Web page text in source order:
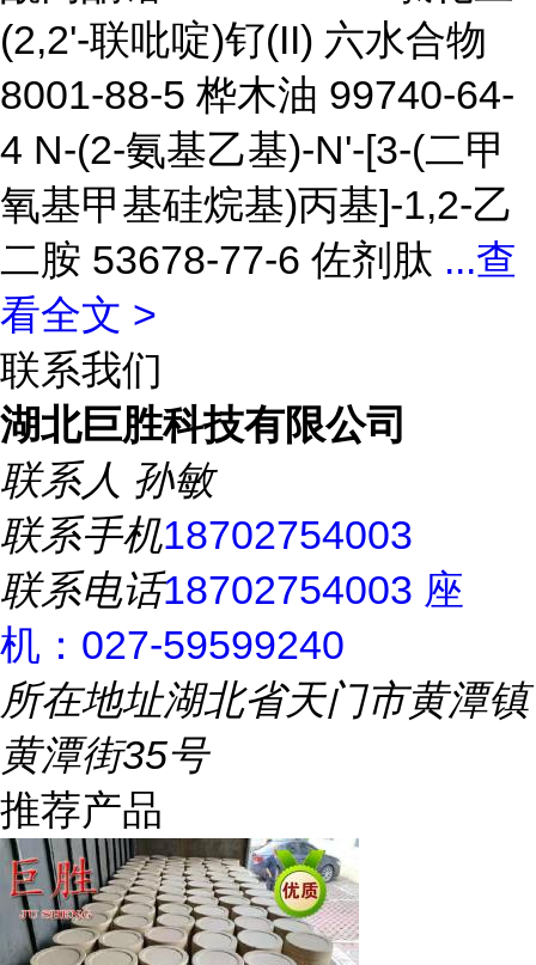
(2,2'-联吡啶)钌(II) 六水合物
8001-88-5 桦木油 99740-64-
4 N-(2-氨基乙基)-N'-[3-(二甲
氧基甲基硅烷基)丙基]-1,2-乙
二胺 53678-77-6 佐剂肽 ...查
看全文 >
联系我们
湖北巨胜科技有限公司
联系人 孙敏
联系手机18702754003
联系电话18702754003 座
机：027-59599240
所在地址湖北省天门市黄潭镇
黄潭街35号
推荐产品